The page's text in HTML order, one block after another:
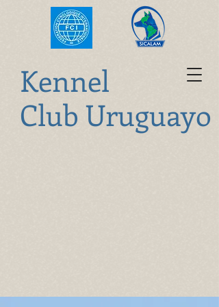
Kennel
Club Uruguayo